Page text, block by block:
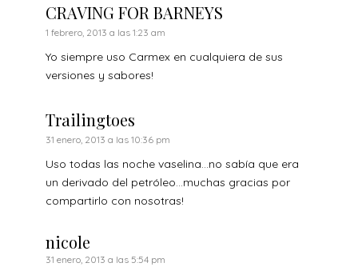
CRAVING FOR BARNEYS
1 febrero, 2013 a las 1:23 am
Yo siempre uso Carmex en cualquiera de sus
versiones y sabores!
Trailingtoes
31 enero, 2013 a las 10:36 pm
Uso todas las noche vaselina…no sabía que era
un derivado del petróleo…muchas gracias por
compartirlo con nosotras!
nicole
31 enero, 2013 a las 5:54 pm